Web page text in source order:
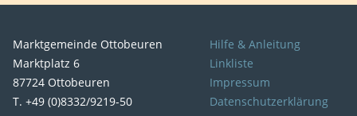
Marktgemeinde Ottobeuren
Marktplatz 6
87724 Ottobeuren
T. +49 (0)8332/9219-50
Hilfe & Anleitung
Linkliste
Impressum
Datenschutzerklärung